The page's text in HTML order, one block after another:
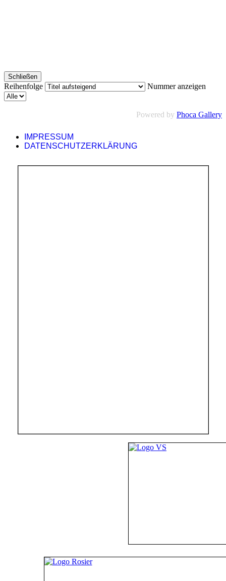
Schließen
Reihenfolge Nummer anzeigen
Powered by Phoca Gallery
IMPRESSUM
DATENSCHUTZERKLÄRUNG